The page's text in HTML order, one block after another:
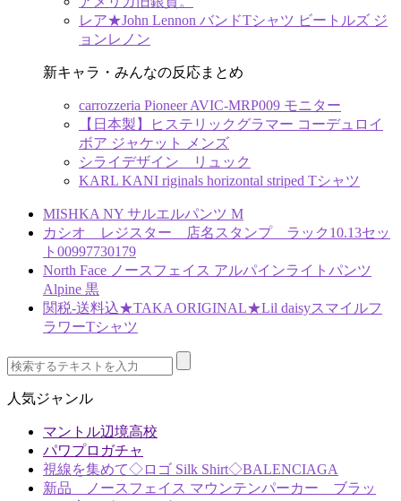
レア★John Lennon バンドTシャツ ビートルズ ジ
ョンレノン
新キャラ・みんなの反応まとめ
carrozzeria Pioneer AVIC-MRP009 モニター
【日本製】ヒステリックグラマー コーデュロイ
ボア ジャケット メンズ
シライデザイン リュック
KARL KANI riginals horizontal striped Tシャツ
MISHKA NY サルエルパンツ M
カシオ レジスター 店名スタンプ ラック10.13セッ
ト00997730179
North Face ノースフェイス アルパインライトパンツ
Alpine 黒
関税-送料込★TAKA ORIGINAL★Lil daisyスマイルフ
ラワーTシャツ
人気ジャンル
マントル辺境高校
パワプロガチャ
視線を集めて◇ロゴ Silk Shirt◇BALENCIAGA
新品 ノースフェイス マウンテンパーカー ブラッ